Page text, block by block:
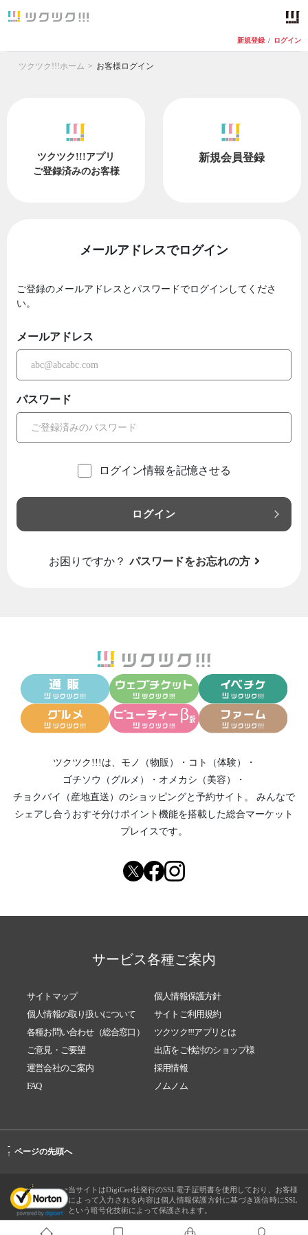
新規登録 / ログイン
ツクツク!!!ホーム お客様ログイン
ツクツク!!!アプリ
ご登録済みのお客様
新規会員登録
メールアドレスでログイン
ご登録のメールアドレスとパスワードでログインしてくださ
い。
メールアドレス
パスワード
ログイン情報を記憶させる
ログイン
お困りですか？ パスワードをお忘れの方
ツクツク!!!は、 モノ（物販） ・ コト（体験）
・
ゴチソウ（グルメ）
・ オメカシ（美容）
・
チョクバイ（産地直送） のショッピングと予約サイト。
みんなで
シェアし合う おすそ分けポイント機能を搭載した総合マーケット
プレイスです。
サービス各種ご案内
サイトマップ
個人情報保護方針
個人情報の取り扱いについて
サイトご利用規約
各種お問い合わせ（総合窓口）
ツクツク!!!アプリとは
ご意見・ご要望
出店をご検討のショップ様
運営会社のご案内
採用情報
FAQ
ノムノム
-
↑ ページの先頭へ
当サイトはDigiCert社発行のSSL電子証明書を使用しており、お客様
によって入力される内容は個人情報保護方針に基づき送信時にSSL
という暗号化技術によって保護されます。